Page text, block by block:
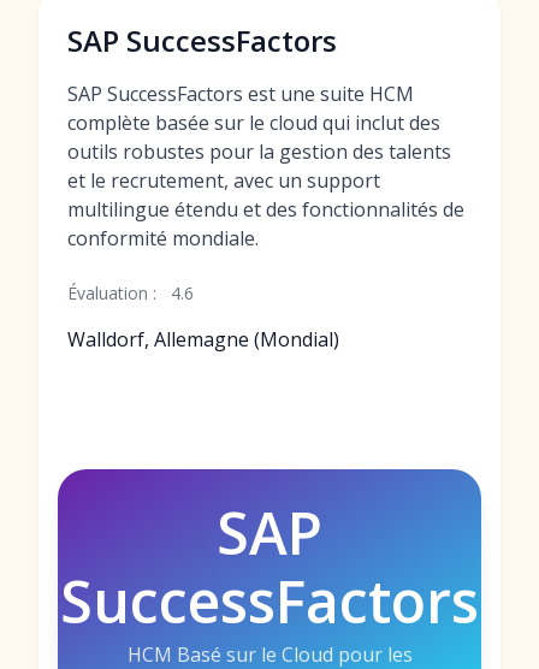
SAP SuccessFactors
SAP SuccessFactors est une suite HCM
complète basée sur le cloud qui inclut des
outils robustes pour la gestion des talents
et le recrutement, avec un support
multilingue étendu et des fonctionnalités de
conformité mondiale.
Évaluation : 4.6
Walldorf, Allemagne (Mondial)
SAP
SuccessFactors
HCM Basé sur le Cloud pour les